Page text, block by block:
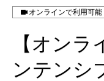
オンラインで利用可能
【オンラ
ンテンシ